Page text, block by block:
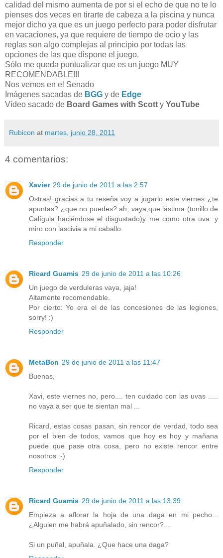
calidad del mismo aumenta de por si el echo de que no te lo
pienses dos veces en tirarte de cabeza a la piscina y nunca
mejor dicho ya que es un juego perfecto para poder disfrutar
en vacaciones, ya que requiere de tiempo de ocio y las
reglas son algo complejas al principio por todas las
opciones de las que dispone el juego.
Sólo me queda puntualizar que es un juego MUY
RECOMENDABLE!!!
Nos vemos en el Senado
Imágenes sacadas de BGG y de Edge
Vídeo sacado de Board Games with Scott y YouTube
Rubicon at martes, junio 28, 2011
4 comentarios:
Xavier 29 de junio de 2011 a las 2:57
Ostras! gracias a tu reseña voy a jugarlo este viernes ¿te
apuntas? ¿que no puedes? ah, vaya,que lástima (tonillo de
Calígula haciéndose el disgustado)y me como otra uva. y
miro con lascivia a mi caballo.
Responder
Ricard Guamis 29 de junio de 2011 a las 10:26
Un juego de verduleras vaya, jaja!
Altamente recomendable.
Por cierto: Yo era el de las concesiones de las legiones,
sorry! :)
Responder
MetaBcn 29 de junio de 2011 a las 11:47
Buenas,
Xavi, este viernes no, pero.... ten cuidado con las uvas .....
no vaya a ser que te sientan mal ...
Ricard, estas cosas pasan, sin rencor de verdad, todo sea
por el bien de todos, vamos que hoy es hoy y mañana
puede que pase otra cosa, pero no existe rencor entre
nosotros :-)
Responder
Ricard Guamis 29 de junio de 2011 a las 13:39
Empieza a aflorar la hoja de una daga en mi pecho...
¿Alguien me habrá apuñalado, sin rencor?....
Si un puñal, apuñala. ¿Que hace una daga?